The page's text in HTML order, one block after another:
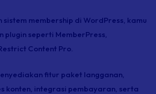
sistem membership di WordPress, kamu
plugin seperti MemberPress,
Content Pro.
fitur paket langganan,
konten, integrasi pembayaran, serta